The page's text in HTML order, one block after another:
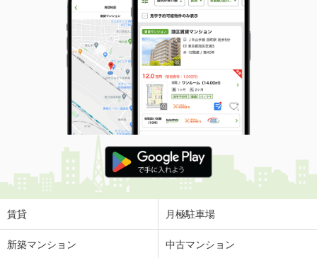
賃貸 月極駐車場
新築マンション 中古マンション